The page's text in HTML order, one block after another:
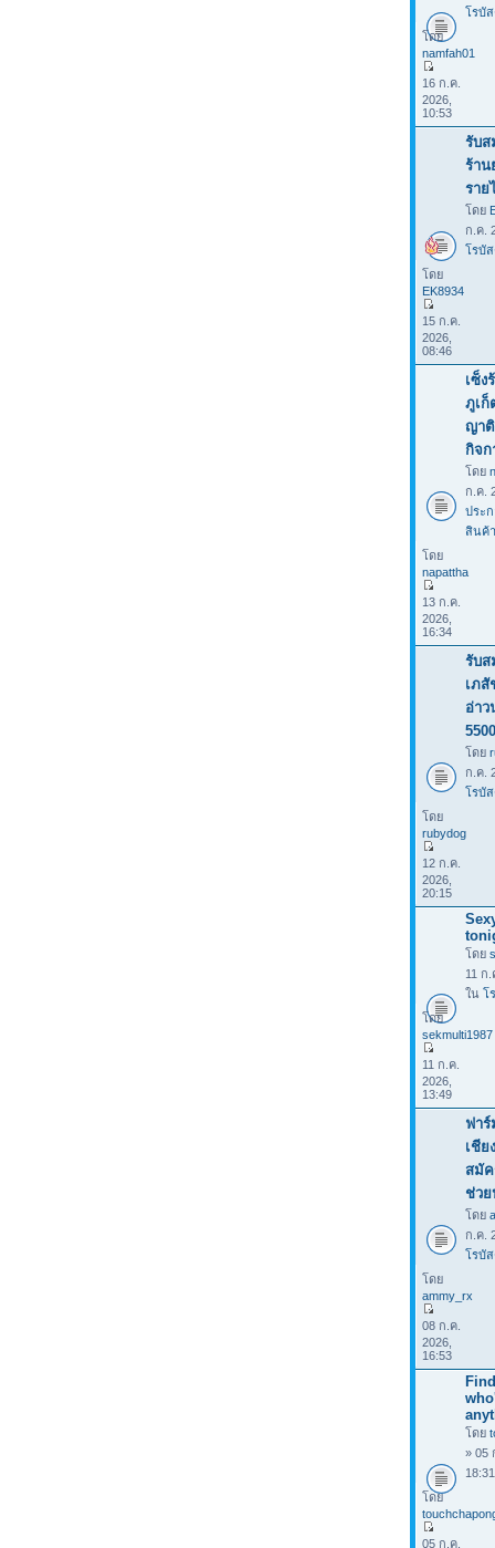
โรบั
โดย
namfah01
16 ก.ค.
2026,
10:53
รับส
ร้าน
ราย
โดย
ก.ค.
โรบั
โดย
EK8934
15 ก.ค.
2026,
08:46
เซ็ง
ภูเก็
ญา
กิจก
โดย
ก.ค.
ประ
สินค้า
โดย
napattha
13 ก.ค.
2026,
16:34
รับส
เภ
อ่าว
โดย
ก.ค.
โรบั
โดย
rubydog
12 ก.ค.
2026,
20:15
โดย
11 ก.
ใน โ
โดย
sekmulti1987
11 ก.ค.
2026,
13:49
ฟา
เชีย
สมัค
ช่วย
โดย
ก.ค.
โรบั
โดย
ammy_rx
08 ก.ค.
2026,
16:53
โดย
» 05
โดย
05 ก.ค.